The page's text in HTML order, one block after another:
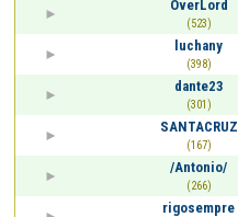
OverLord
(523)
luchany
(398)
dante23
(301)
SANTACRUZ
(167)
/Antonio/
(266)
rigosempre